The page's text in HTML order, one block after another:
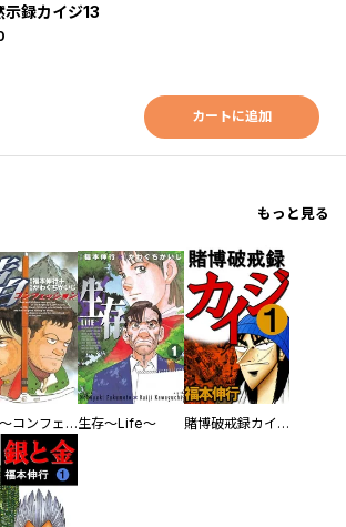
示録カイジ13
カートに追加
もっと見る
告白～コンフェッション～生存～Life～ 賭博破戒録カイジ